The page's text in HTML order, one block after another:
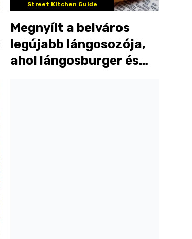
Street Kitchen Guide
Megnyílt a belváros
legújabb lángosozója,
ahol lángosburger és